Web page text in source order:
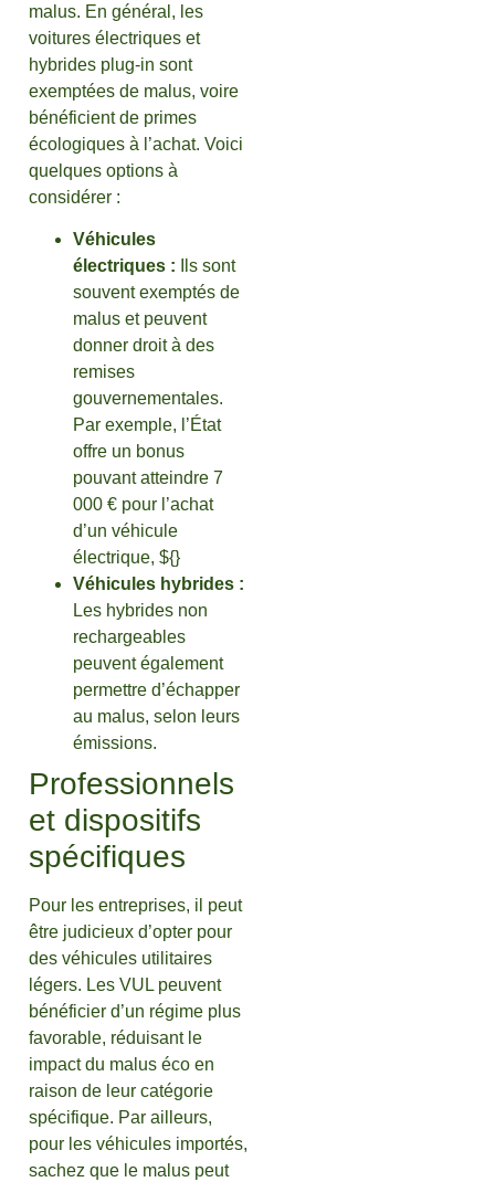
malus. En général, les
voitures électriques et
hybrides plug-in sont
exemptées de malus, voire
bénéficient de primes
écologiques à l’achat. Voici
quelques options à
considérer :
Véhicules
électriques : Ils sont
souvent exemptés de
malus et peuvent
donner droit à des
remises
gouvernementales.
Par exemple, l’État
offre un bonus
pouvant atteindre 7
000 € pour l’achat
d’un véhicule
électrique, ${}
Véhicules hybrides :
Les hybrides non
rechargeables
peuvent également
permettre d’échapper
au malus, selon leurs
émissions.
Professionnels
et dispositifs
spécifiques
Pour les entreprises, il peut
être judicieux d’opter pour
des véhicules utilitaires
légers. Les VUL peuvent
bénéficier d’un régime plus
favorable, réduisant le
impact du malus éco en
raison de leur catégorie
spécifique. Par ailleurs,
pour les véhicules importés,
sachez que le malus peut